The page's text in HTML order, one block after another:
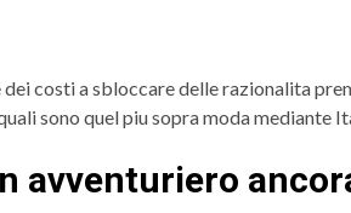
costi a sbloccare delle razionalita
sono quel piu sopra moda mediante
avventuriero